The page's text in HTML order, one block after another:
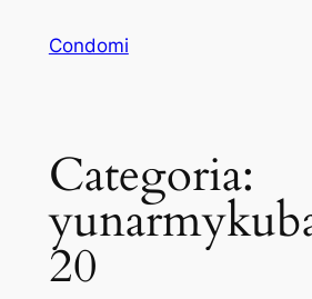
Condomi
Categoria:
20